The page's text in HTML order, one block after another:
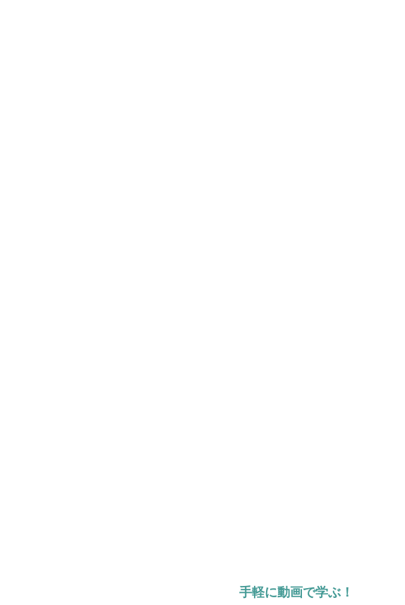
手軽に動画で学ぶ！